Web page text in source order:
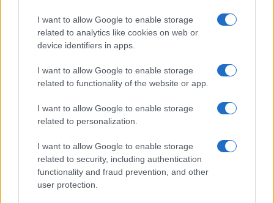
I want to allow Google to enable storage
related to analytics like cookies on web or
device identifiers in apps.
I want to allow Google to enable storage
related to functionality of the website or app.
I want to allow Google to enable storage
related to personalization.
I want to allow Google to enable storage
related to security, including authentication
functionality and fraud prevention, and other
user protection.
Continue lendo
NÃO CLASSIFICADO